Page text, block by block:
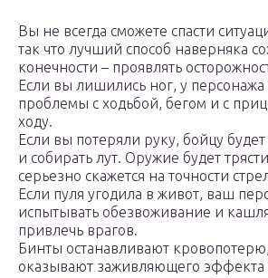
Вы не всегда сможете спасти
так что лучший способ наверняка
конечности – проявлять
Если вы лишились ног, у персонажа
проблемы с ходьбой, бегом и с
ходу.
Если вы потеряли руку, бойцу будет
и собирать лут. Оружие будет
серьезно скажется на точности
Если пуля угодила в живот, ваш
испытывать обезвоживание и
привлечь врагов.
Бинты останавливают
оказывают заживляющего эффекта